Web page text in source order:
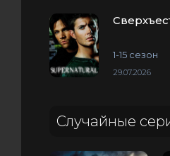
1-15 сезон
29.07.2026
Случайные